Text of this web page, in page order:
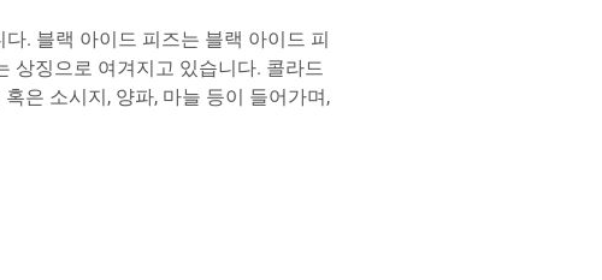
다. 블랙 아이드 피즈는 블랙 아이드 피
상징으로 여겨지고 있습니다. 콜라드
은 소시지, 양파, 마늘 등이 들어가며,